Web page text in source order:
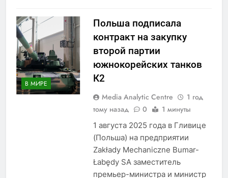
В МИРЕ
Польша подписала
контракт на закупку
второй партии
южнокорейских танков
К2
Media Analytic Centre
1 год
тому назад
0 1 минуты
1 августа 2025 года в Гливице
(Польша) на предприятии
Zakłady Mechaniczne Bumar-
Łabędy SA заместитель
премьер-министра и министр